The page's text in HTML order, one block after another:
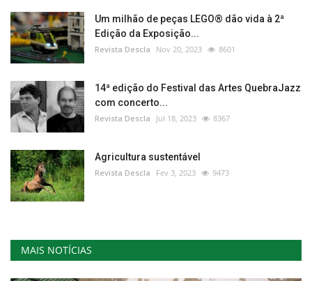
Um milhão de peças LEGO® dão vida à 2ª
Edição da Exposição...
Revista Descla Nov 20, 2023 8601
14ª edição do Festival das Artes QuebraJazz
com concerto...
Revista Descla Jul 18, 2023 8367
Agricultura sustentável
Revista Descla Fev 3, 2023 9473
MAIS NOTÍCIAS